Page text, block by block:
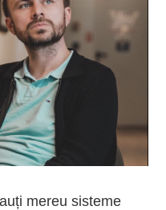
mereu sisteme